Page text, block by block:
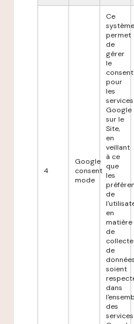
4
Google
consent
mode
Ce
système
permet
de
gérer
le
pour
les
services
Google
sur le
Site,
en
veillant
à ce
que
les
de
en
matière
de
collecte
de
données
soient
dans
des
services